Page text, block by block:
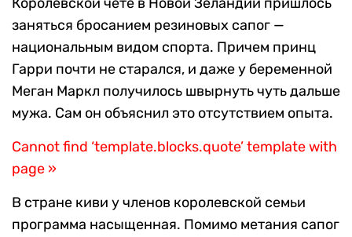
заняться бросанием резиновых сапог —
национальным видом спорта. Причем принц
Гарри почти не старался, и даже у беременной
Меган Маркл получилось швырнуть чуть дальше
мужа. Сам он объяснил это отсутствием опыта.
Cannot find ‘template.blocks.quote’ template with
page »
В стране киви у членов королевской семьи
программа насыщенная. Помимо метания сапог